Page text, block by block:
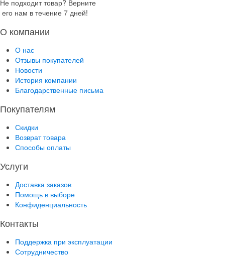
Не подходит товар? Верните
его нам в течение 7 дней!
О компании
О нас
Отзывы покупателей
Новости
История компании
Благодарственные письма
Покупателям
Скидки
Возврат товара
Способы оплаты
Услуги
Доставка заказов
Помощь в выборе
Конфиденциальность
Контакты
Поддержка при эксплуатации
Сотрудничество